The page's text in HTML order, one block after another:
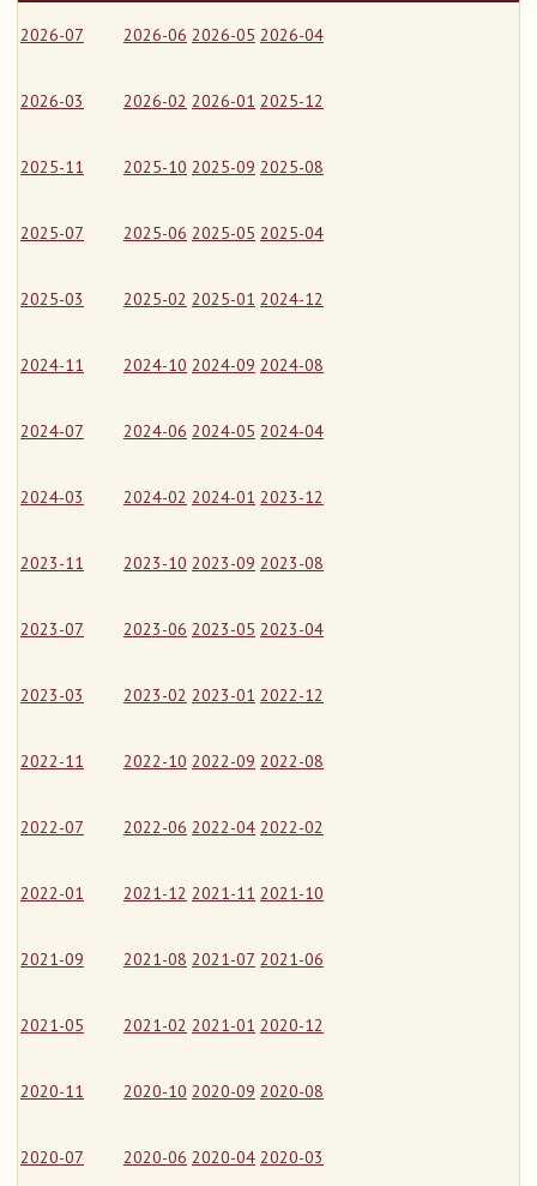
2026-07 2026-06 2026-05 2026-04
2026-03 2026-02 2026-01 2025-12
2025-11 2025-10 2025-09 2025-08
2025-07 2025-06 2025-05 2025-04
2025-03 2025-02 2025-01 2024-12
2024-11 2024-10 2024-09 2024-08
2024-07 2024-06 2024-05 2024-04
2024-03 2024-02 2024-01 2023-12
2023-11 2023-10 2023-09 2023-08
2023-07 2023-06 2023-05 2023-04
2023-03 2023-02 2023-01 2022-12
2022-11 2022-10 2022-09 2022-08
2022-07 2022-06 2022-04 2022-02
2022-01 2021-12 2021-11 2021-10
2021-09 2021-08 2021-07 2021-06
2021-05 2021-02 2021-01 2020-12
2020-11 2020-10 2020-09 2020-08
2020-07 2020-06 2020-04 2020-03